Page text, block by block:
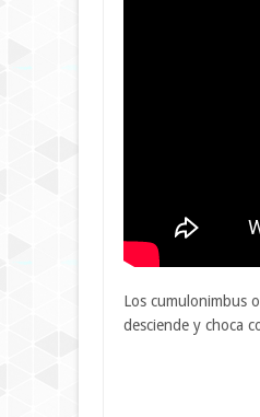
Los cumulonimbus
desciende y choca